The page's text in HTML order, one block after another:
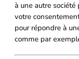
à une autre société
votre
pour répondre à
comme par